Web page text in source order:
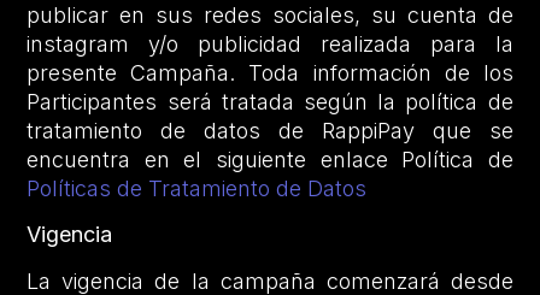
publicar en sus redes sociales, su cuenta de
instagram y/o publicidad realizada para la
presente Campaña. Toda información de los
Participantes será tratada según la política de
tratamiento de datos de RappiPay que se
encuentra en el siguiente enlace Política de
Políticas de Tratamiento de Datos
Vigencia
La vigencia de la campaña comenzará desde